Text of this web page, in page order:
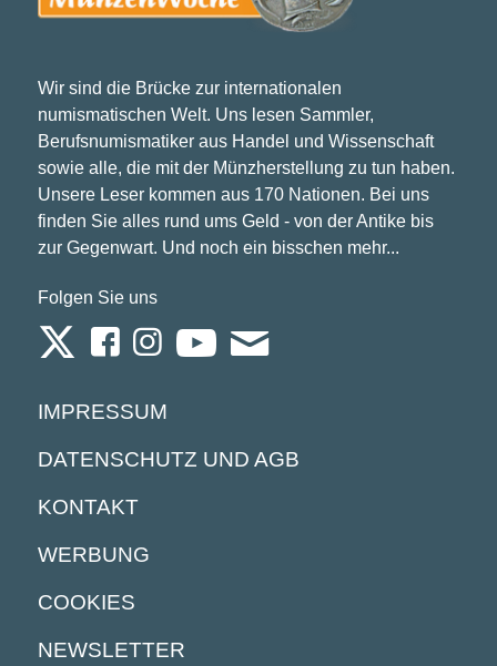
Wir sind die Brücke zur internationalen
numismatischen Welt. Uns lesen Sammler,
Berufsnumismatiker aus Handel und Wissenschaft
sowie alle, die mit der Münzherstellung zu tun haben.
Unsere Leser kommen aus 170 Nationen. Bei uns
finden Sie alles rund ums Geld - von der Antike bis
zur Gegenwart. Und noch ein bisschen mehr...
Folgen Sie uns
IMPRESSUM
DATENSCHUTZ UND AGB
KONTAKT
WERBUNG
COOKIES
NEWSLETTER